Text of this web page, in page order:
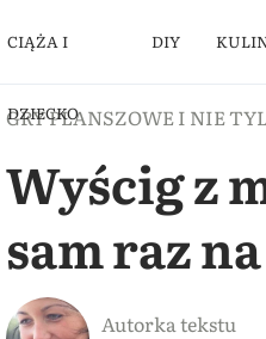
CIĄŻA I
DZIECKO
DIY
GRY PLANSZOWE I NIE
Wyścig z
sam raz
Autorka tekstu